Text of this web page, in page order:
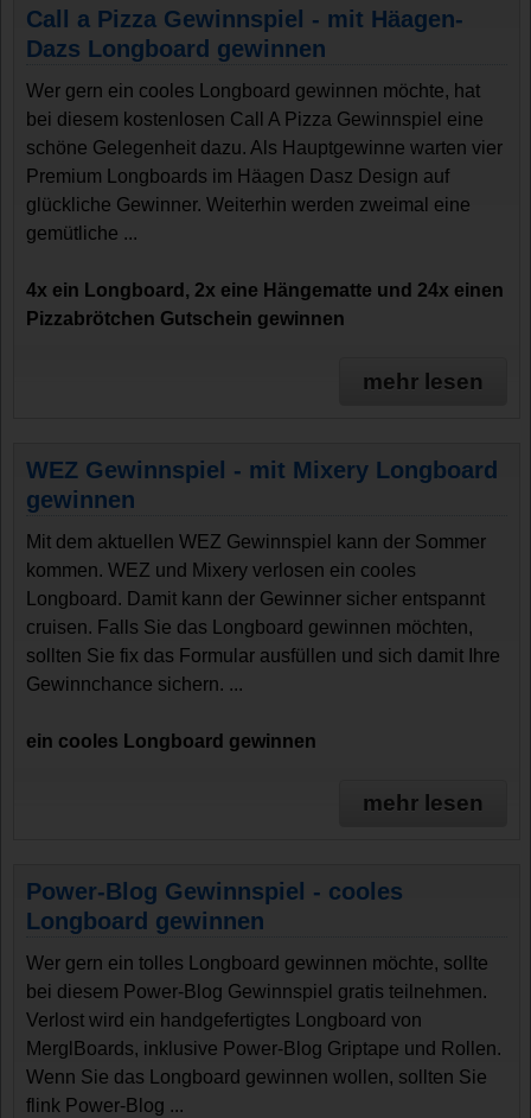
Call a Pizza Gewinnspiel - mit Häagen-
Dazs Longboard gewinnen
Wer gern ein cooles Longboard gewinnen möchte, hat
bei diesem kostenlosen Call A Pizza Gewinnspiel eine
schöne Gelegenheit dazu. Als Hauptgewinne warten vier
Premium Longboards im Häagen Dasz Design auf
glückliche Gewinner. Weiterhin werden zweimal eine
gemütliche ...
4x ein Longboard, 2x eine Hängematte und 24x einen
Pizzabrötchen Gutschein gewinnen
mehr lesen
WEZ Gewinnspiel - mit Mixery Longboard
gewinnen
Mit dem aktuellen WEZ Gewinnspiel kann der Sommer
kommen. WEZ und Mixery verlosen ein cooles
Longboard. Damit kann der Gewinner sicher entspannt
cruisen. Falls Sie das Longboard gewinnen möchten,
sollten Sie fix das Formular ausfüllen und sich damit Ihre
Gewinnchance sichern. ...
ein cooles Longboard gewinnen
mehr lesen
Power-Blog Gewinnspiel - cooles
Longboard gewinnen
Wer gern ein tolles Longboard gewinnen möchte, sollte
bei diesem Power-Blog Gewinnspiel gratis teilnehmen.
Verlost wird ein handgefertigtes Longboard von
MerglBoards, inklusive Power-Blog Griptape und Rollen.
Wenn Sie das Longboard gewinnen wollen, sollten Sie
flink Power-Blog ...